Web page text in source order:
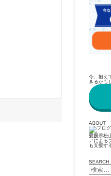
今、抱え
きるかも
ABOUT
愛媛県松
アによる
も支援す
SEARCH
検
索: